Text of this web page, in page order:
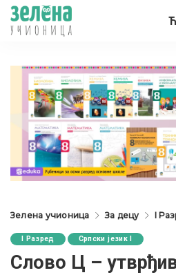
Зелена учионица За децу I
I Разред Српски језик I
Слово Ц –